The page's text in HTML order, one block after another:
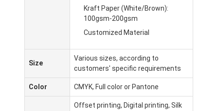
Kraft Paper (White/Brown):
100gsm-200gsm
Customized Material
Size
Various sizes, according to
customers' specific requirements
Color CMYK, Full color or Pantone
Offset printing, Digital printing, Silk